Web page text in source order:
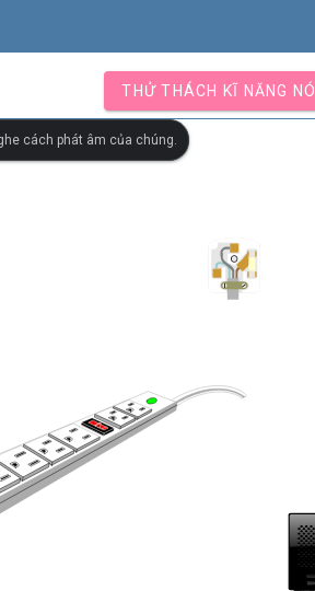
THỬ THÁCH KĨ NĂNG NÓI
cách phát âm của chúng.